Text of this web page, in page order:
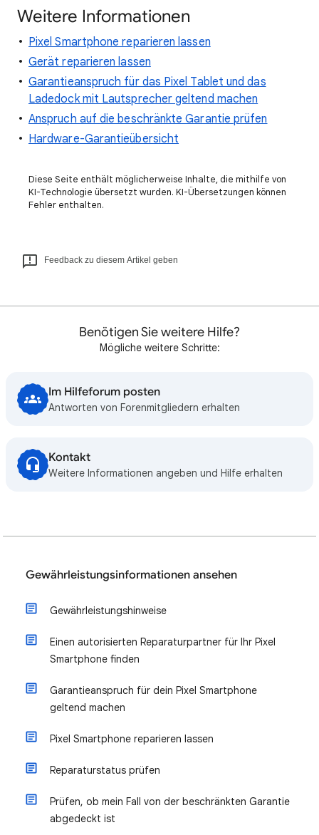
Weitere Informationen
Pixel Smartphone reparieren lassen
Gerät reparieren lassen
Garantieanspruch für das Pixel Tablet und das
Ladedock mit Lautsprecher geltend machen
Anspruch auf die beschränkte Garantie prüfen
Hardware-Garantieübersicht
Diese Seite enthält möglicherweise Inhalte, die mithilfe von
KI-Technologie übersetzt wurden. KI-Übersetzungen können
Fehler enthalten.
Feedback zu diesem Artikel geben
Benötigen Sie weitere Hilfe?
Mögliche weitere Schritte:
Im Hilfeforum posten
Antworten von Forenmitgliedern erhalten
Kontakt
Weitere Informationen angeben und Hilfe erhalten
Gewährleistungsinformationen ansehen
Gewährleistungshinweise
Einen autorisierten Reparaturpartner für Ihr Pixel
Smartphone finden
Garantieanspruch für dein Pixel Smartphone
geltend machen
Pixel Smartphone reparieren lassen
Reparaturstatus prüfen
Prüfen, ob mein Fall von der beschränkten Garantie
abgedeckt ist